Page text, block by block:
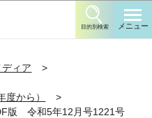
目的別検索 メニュー
ィア
から）
版 令和5年12月号1221号